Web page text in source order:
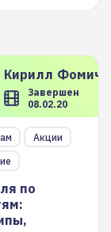
Кирилл
Завершен
08.02.20
Акции
по